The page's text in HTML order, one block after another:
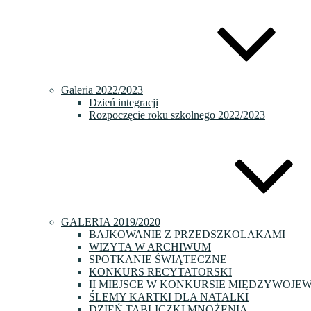
Galeria 2022/2023
Dzień integracji
Rozpoczęcie roku szkolnego 2022/2023
GALERIA 2019/2020
BAJKOWANIE Z PRZEDSZKOLAKAMI
WIZYTA W ARCHIWUM
SPOTKANIE ŚWIĄTECZNE
KONKURS RECYTATORSKI
II MIEJSCE W KONKURSIE
ŚLEMY KARTKI DLA NATALKI